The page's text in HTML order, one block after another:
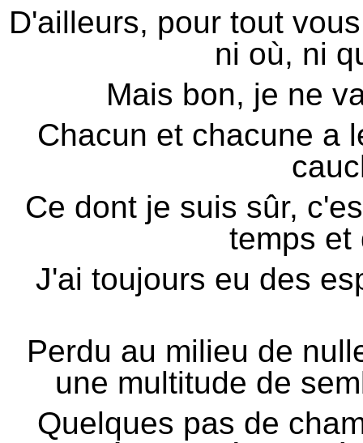
D'ailleurs, pour tout
ni où, ni
Mais bon, je ne
Chacun et chacune a
Ce dont je suis sûr,
temps et
J'ai toujours eu des
Perdu au milieu de
une multitude de
Quelques pas de